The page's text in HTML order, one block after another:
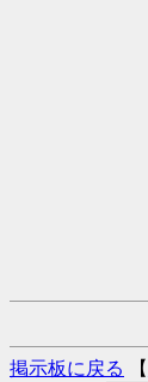
掲示板に戻る 【